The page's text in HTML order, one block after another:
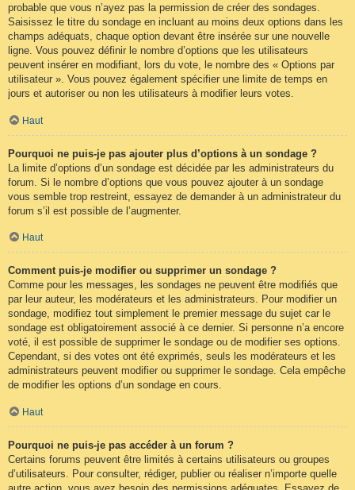
probable que vous n’ayez pas la permission de créer des sondages.
Saisissez le titre du sondage en incluant au moins deux options dans les
champs adéquats, chaque option devant être insérée sur une nouvelle
ligne. Vous pouvez définir le nombre d’options que les utilisateurs
peuvent insérer en modifiant, lors du vote, le nombre des « Options par
utilisateur ». Vous pouvez également spécifier une limite de temps en
jours et autoriser ou non les utilisateurs à modifier leurs votes.
Haut
Pourquoi ne puis-je pas ajouter plus d’options à un sondage ?
La limite d’options d’un sondage est décidée par les administrateurs du
forum. Si le nombre d’options que vous pouvez ajouter à un sondage
vous semble trop restreint, essayez de demander à un administrateur du
forum s’il est possible de l’augmenter.
Haut
Comment puis-je modifier ou supprimer un sondage ?
Comme pour les messages, les sondages ne peuvent être modifiés que
par leur auteur, les modérateurs et les administrateurs. Pour modifier un
sondage, modifiez tout simplement le premier message du sujet car le
sondage est obligatoirement associé à ce dernier. Si personne n’a encore
voté, il est possible de supprimer le sondage ou de modifier ses options.
Cependant, si des votes ont été exprimés, seuls les modérateurs et les
administrateurs peuvent modifier ou supprimer le sondage. Cela empêche
de modifier les options d’un sondage en cours.
Haut
Pourquoi ne puis-je pas accéder à un forum ?
Certains forums peuvent être limités à certains utilisateurs ou groupes
d’utilisateurs. Pour consulter, rédiger, publier ou réaliser n’importe quelle